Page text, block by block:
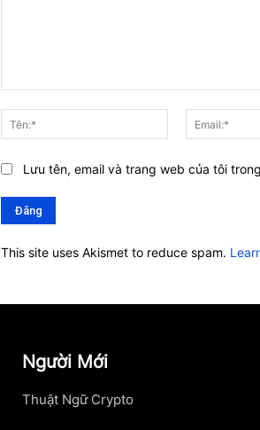
luận:
Tên:*
Lưu tên, email và trang web của tôi
This site uses Akismet to reduce spam.
Người Mới
Thuật Ngữ Crypto